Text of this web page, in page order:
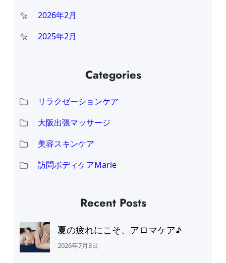
2026年2月
2025年2月
Categories
リラクゼーションケア
大阪出張マッサージ
美容スキンケア
訪問ボディケアMarie
Recent Posts
夏の疲れにこそ、アロマケア♪
2026年7月3日